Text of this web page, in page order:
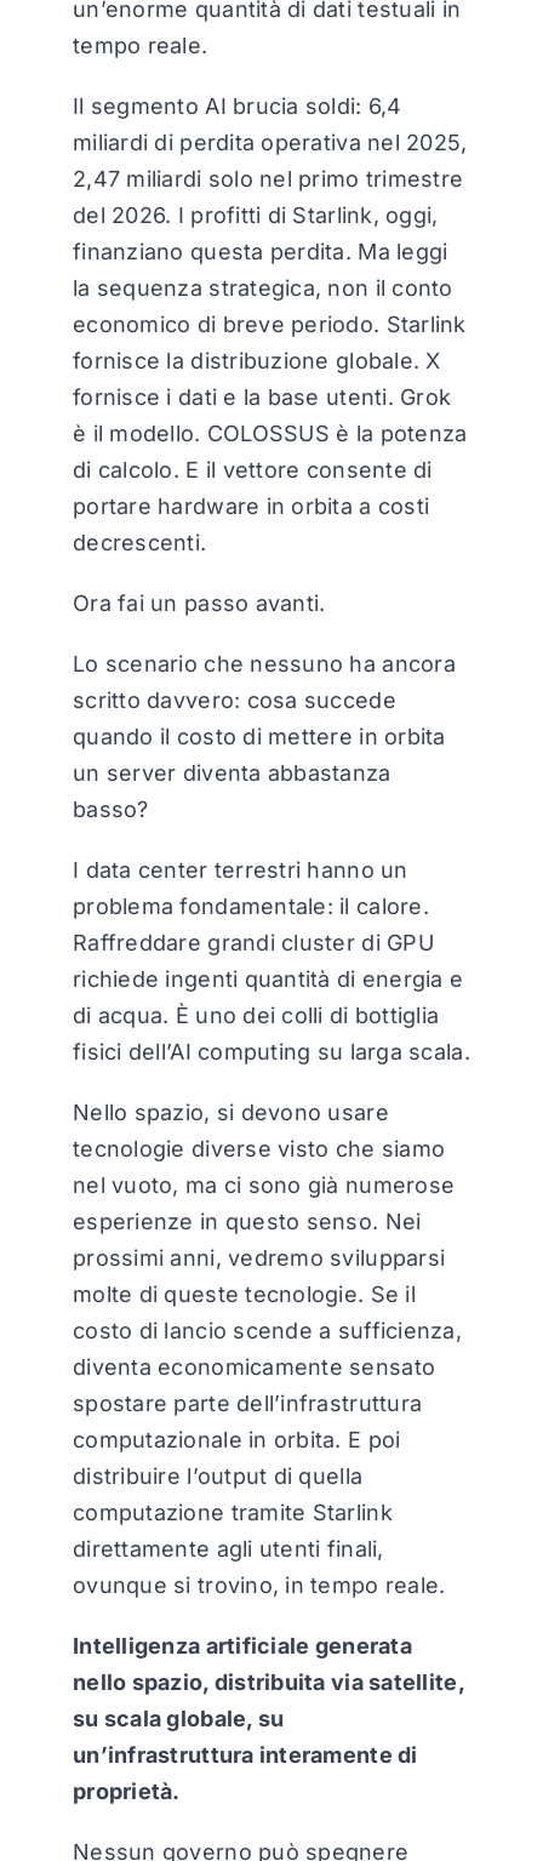
un’enorme quantità di dati testuali in
tempo reale.
Il segmento AI brucia soldi: 6,4
miliardi di perdita operativa nel 2025,
2,47 miliardi solo nel primo trimestre
del 2026. I profitti di Starlink, oggi,
finanziano questa perdita. Ma leggi
la sequenza strategica, non il conto
economico di breve periodo. Starlink
fornisce la distribuzione globale. X
fornisce i dati e la base utenti. Grok
è il modello. COLOSSUS è la potenza
di calcolo. E il vettore consente di
portare hardware in orbita a costi
decrescenti.
Ora fai un passo avanti.
Lo scenario che nessuno ha ancora
scritto davvero: cosa succede
quando il costo di mettere in orbita
un server diventa abbastanza
basso?
I data center terrestri hanno un
problema fondamentale: il calore.
Raffreddare grandi cluster di GPU
richiede ingenti quantità di energia e
di acqua. È uno dei colli di bottiglia
fisici dell’AI computing su larga scala.
Nello spazio, si devono usare
tecnologie diverse visto che siamo
nel vuoto, ma ci sono già numerose
esperienze in questo senso. Nei
prossimi anni, vedremo svilupparsi
molte di queste tecnologie. Se il
costo di lancio scende a sufficienza,
diventa economicamente sensato
spostare parte dell’infrastruttura
computazionale in orbita. E poi
distribuire l’output di quella
computazione tramite Starlink
direttamente agli utenti finali,
ovunque si trovino, in tempo reale.
Intelligenza artificiale generata
nello spazio, distribuita via satellite,
su scala globale, su
un’infrastruttura interamente di
proprietà.
Nessun governo può spegnere